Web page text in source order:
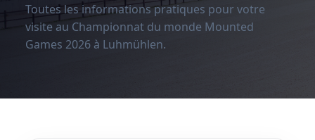
Toutes les informations pratiques pour votre
visite au Championnat du monde Mounted
Games 2026 à Luhmühlen.